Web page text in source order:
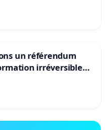
un référendum
irréversible